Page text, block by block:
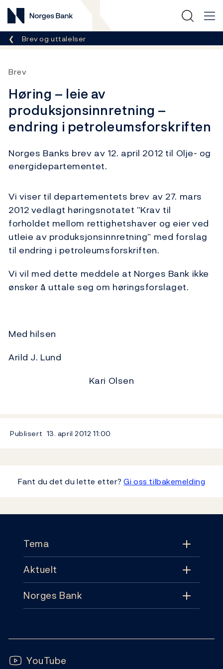
Norges Bank
Her er du nå:
Brev og uttalelser
Brev
Høring – leie av
produksjonsinnretning –
endring i petroleumsforskriften
Norges Banks brev av 12. april 2012 til Olje- og
energidepartementet.
Vi viser til departementets brev av 27. mars
2012 vedlagt høringsnotatet ”Krav til
forholdet mellom rettighetshaver og eier ved
utleie av produksjonsinnretning” med forslag
til endring i petroleumsforskriften.
Vi vil med dette meddele at Norges Bank ikke
ønsker å uttale seg om høringsforslaget.
Med hilsen
Arild J. Lund
Kari Olsen
Publisert 13. april 201211:00
Fant du det du lette etter?Gi oss tilbakemelding
Tema
Tema
Pengepolitikk
Sedler og mynter
Aktuelt
Aktuelt
Publikasjoner
Norges Bank
Abonnement
Følg oss:
YouTube